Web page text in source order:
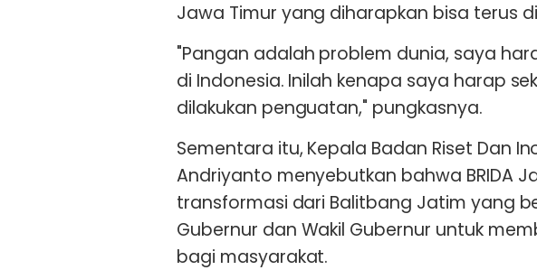
Jawa Timur yang diharapkan bisa terus
"Pangan adalah problem dunia, saya
di Indonesia. Inilah kenapa saya harap
dilakukan penguatan," pungkasnya.
Sementara itu, Kepala Badan Riset Dan
Andriyanto menyebutkan bahwa BRIDA
transformasi dari Balitbang Jatim yang
Gubernur dan Wakil Gubernur untuk
bagi masyarakat.